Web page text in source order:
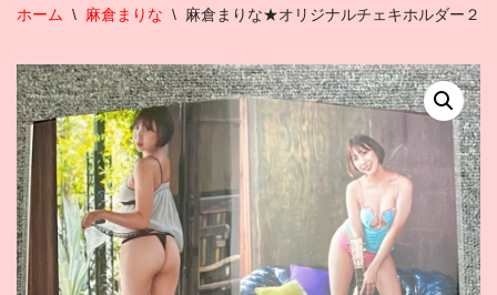
ツ
キ
ッ
プ
ホーム \ 麻倉まりな \ 麻倉まりな★オリジナルチェキホルダー２